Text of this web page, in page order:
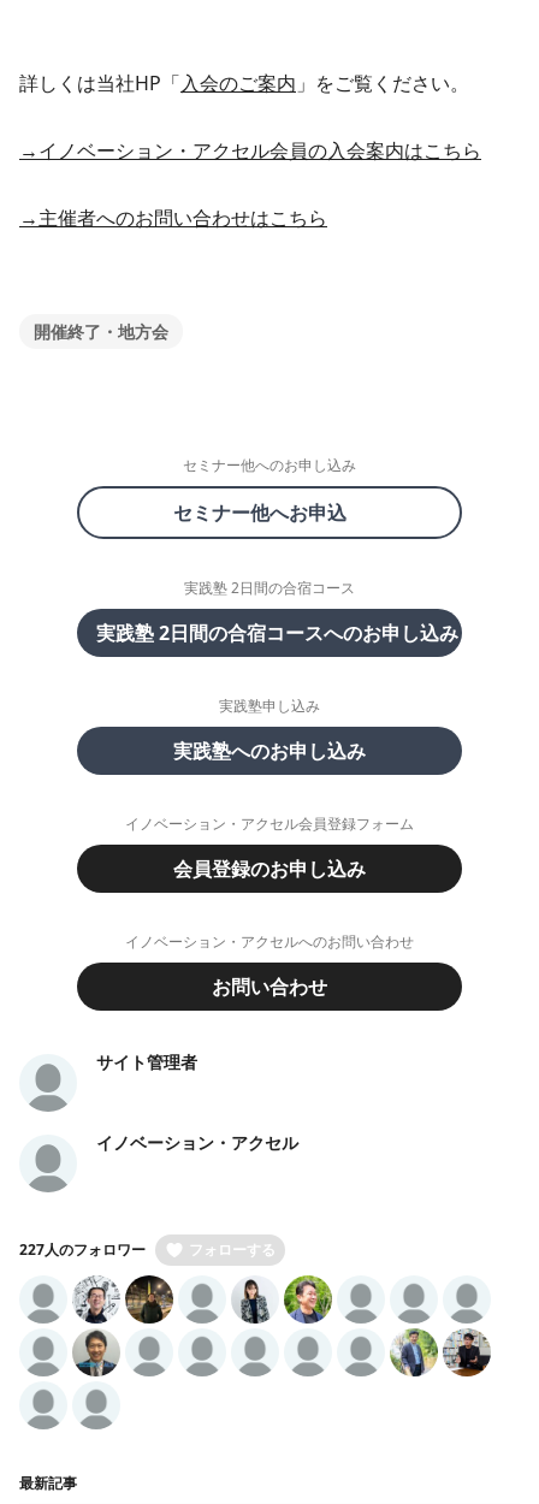
詳しくは当社HP「入会のご案内 」をご覧ください。
→イノベーション・アクセル会員の入会案内はこちら
→主催者へのお問い合わせはこちら
開催終了・地方会
セミナー他へのお申し込み
セミナー他へお申込
実践塾 2日間の合宿コース
実践塾 2日間の合宿コースへのお申し込み
実践塾申し込み
実践塾へのお申し込み
イノベーション・アクセル会員登録フォーム
会員登録のお申し込み
イノベーション・アクセルへのお問い合わせ
お問い合わせ
サイト管理者
イノベーション・アクセル
227人のフォロワー フォローする
最新記事